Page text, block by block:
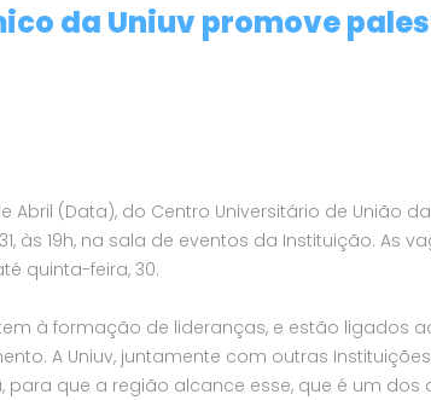
da Uniuv promove
Abril (Data), do Centro Universitário de União
às 19h, na sala de eventos da Instituição. As
quinta-feira, 30.
à formação de lideranças, e estão ligados
A Uniuv, juntamente com outras
que a região alcance esse, que é um dos